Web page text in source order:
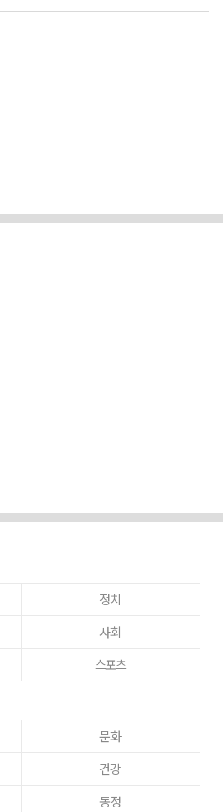
정치
사회
스포츠
문화
건강
동정